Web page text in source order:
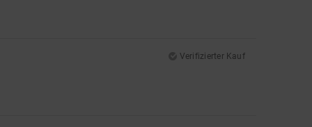
Verifizierter Kauf